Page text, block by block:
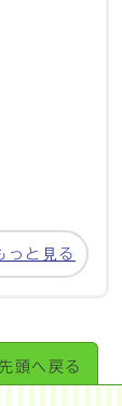
っと見る
頭へ戻る